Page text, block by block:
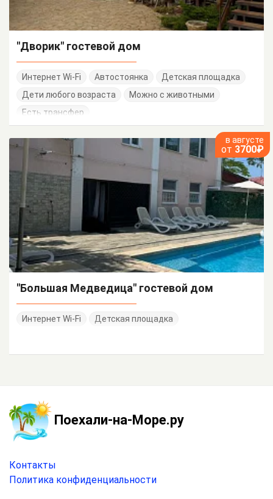
"Дворик" гостевой дом
Интернет Wi-Fi Автостоянка
Детская площадка
Дети любого возраста
Можно с животными
Есть трансфер
в августе
от 3700₽
"Большая Медведица" гостевой дом
Интернет Wi-Fi Детская площадка
Поехали-на-Море.ру
Контакты
Политика конфиденциальности